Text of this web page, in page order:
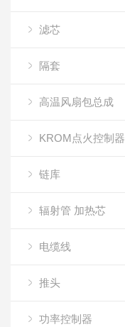
滤芯
隔套
高温风扇包总成
KROM点火控制器
链库
辐射管 加热芯
电缆线
推头
功率控制器